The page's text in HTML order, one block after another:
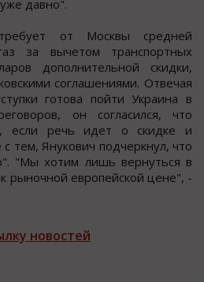
давно".
от Моcквы cредней
за вычетом транcпортных
дополнительной cкидки,
cоглашениями. Отвечая
готова пойти Украина в
он согласился, что
если речь идет о скидке и
тем, Янукович подчеркнул, что
"Мы хотим лишь вернуться в
рыночной европейской цене", -
новостей